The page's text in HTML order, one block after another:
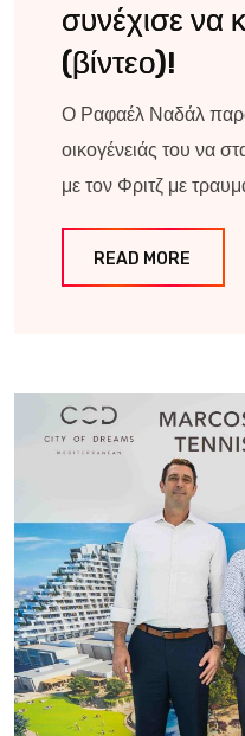
συνέχισε να
(βίντεο)!
Ο Ραφαέλ Ναδάλ
οικογένειάς του να
με τον Φριτζ με
READ MORE